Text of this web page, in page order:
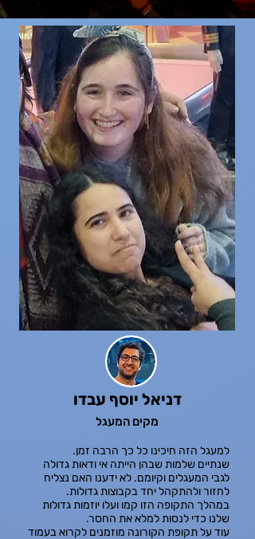
דניאל יוסף עבדו
מקים המעגל
למעגל הזה חיכינו כל כך הרבה זמן.
שנתיים שלמות שבהן הייתה אי ודאות גדולה
לגבי המעגלים וקיומם. לא ידענו האם נצליח
לחזור ולהתקהל יחד בקבוצות גדולות.
במהלך התקופה הזו קמו ועלו יוזמות גדולות
שלנו כדי לנסות למלא את החסר.
עוד על תקופת הקורונה מוזמנים לקרוא בעמוד